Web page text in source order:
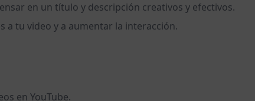
en un título y descripción creativos y efectivos.
a tu video y a aumentar la interacción.
en YouTube.